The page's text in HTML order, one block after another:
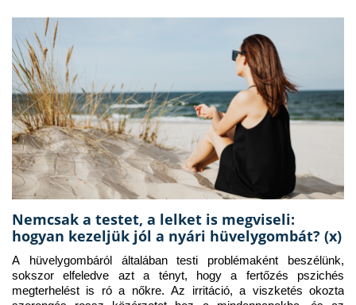
Nemcsak a testet, a lelket is megviseli:
hogyan kezeljük jól a nyári hüvelygombát? (x)
A hüvelygombáról általában testi problémaként beszélünk,
sokszor elfeledve azt a tényt, hogy a fertőzés pszichés
megterhelést is ró a nőkre. Az irritáció, a viszketés okozta